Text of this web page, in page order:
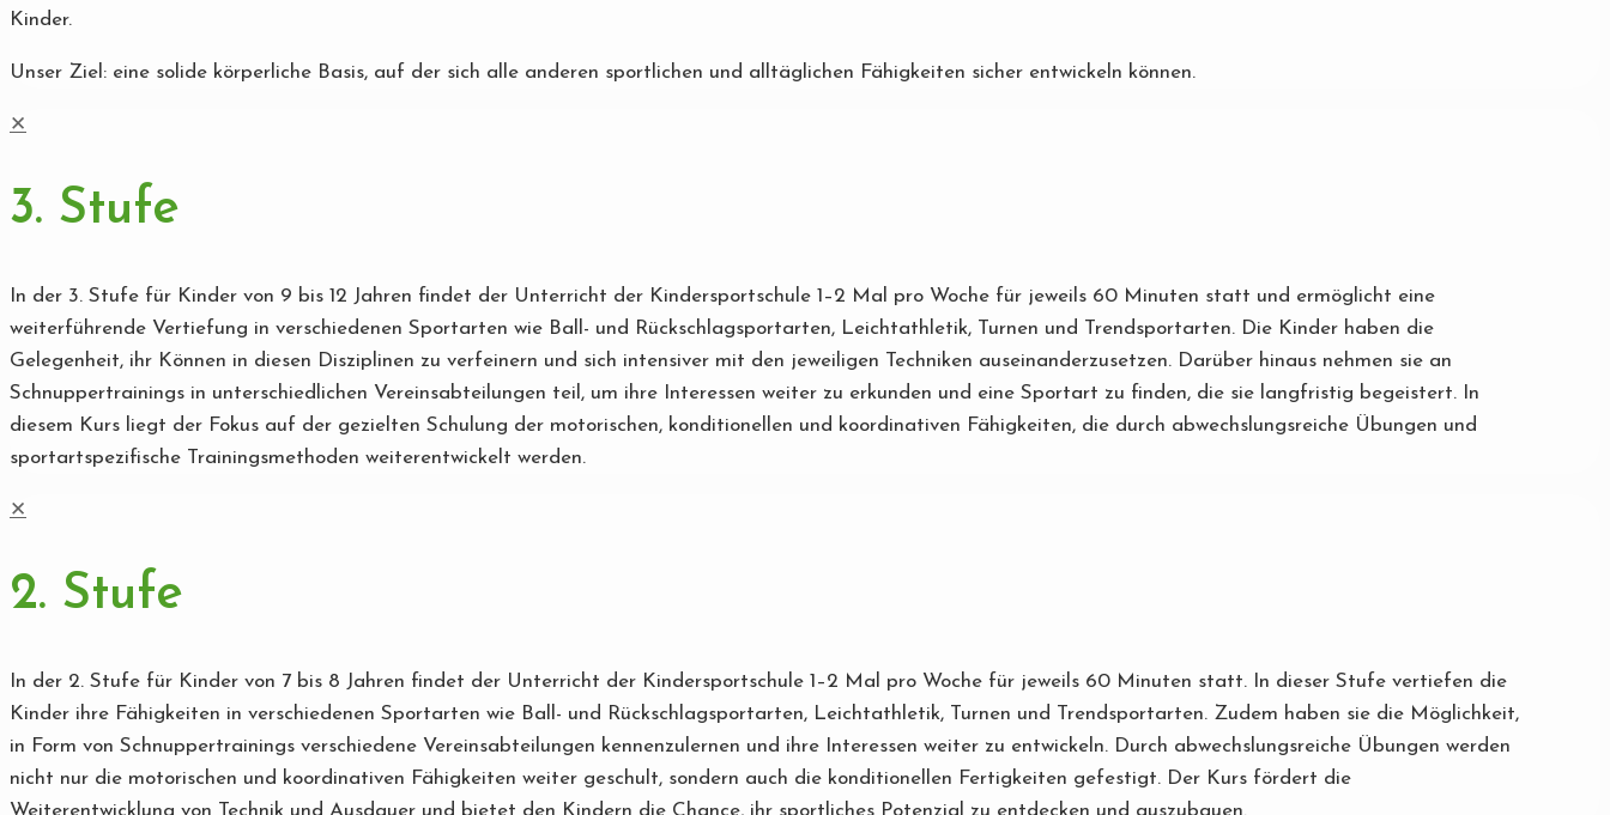
Kinder.
Unser Ziel: eine solide körperliche Basis, auf der sich alle anderen sportlichen und alltäglichen Fähigkeiten sicher entwickeln können.
✕
3. Stufe
In der 3. Stufe für Kinder von 9 bis 12 Jahren findet der Unterricht der Kindersportschule 1–2 Mal pro Woche für jeweils 60 Minuten statt und ermöglicht eine
weiterführende Vertiefung in verschiedenen Sportarten wie Ball- und Rückschlagsportarten, Leichtathletik, Turnen und Trendsportarten. Die Kinder haben die
Gelegenheit, ihr Können in diesen Disziplinen zu verfeinern und sich intensiver mit den jeweiligen Techniken auseinanderzusetzen. Darüber hinaus nehmen sie an
Schnuppertrainings in unterschiedlichen Vereinsabteilungen teil, um ihre Interessen weiter zu erkunden und eine Sportart zu finden, die sie langfristig begeistert. In
diesem Kurs liegt der Fokus auf der gezielten Schulung der motorischen, konditionellen und koordinativen Fähigkeiten, die durch abwechslungsreiche Übungen und
sportartspezifische Trainingsmethoden weiterentwickelt werden.
✕
2. Stufe
In der 2. Stufe für Kinder von 7 bis 8 Jahren findet der Unterricht der Kindersportschule 1–2 Mal pro Woche für jeweils 60 Minuten statt. In dieser Stufe vertiefen die
Kinder ihre Fähigkeiten in verschiedenen Sportarten wie Ball- und Rückschlagsportarten, Leichtathletik, Turnen und Trendsportarten. Zudem haben sie die Möglichkeit,
in Form von Schnuppertrainings verschiedene Vereinsabteilungen kennenzulernen und ihre Interessen weiter zu entwickeln. Durch abwechslungsreiche Übungen werden
nicht nur die motorischen und koordinativen Fähigkeiten weiter geschult, sondern auch die konditionellen Fertigkeiten gefestigt. Der Kurs fördert die
Weiterentwicklung von Technik und Ausdauer und bietet den Kindern die Chance, ihr sportliches Potenzial zu entdecken und auszubauen.